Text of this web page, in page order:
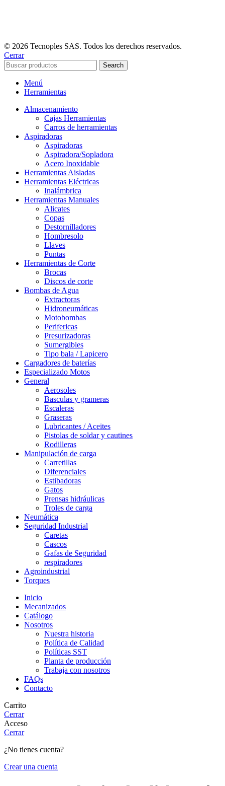
© 2026 Tecnoples SAS. Todos los derechos reservados.
Cerrar
Search
Menú
Herramientas
Almacenamiento
Cajas Herramientas
Carros de herramientas
Aspiradoras
Aspiradoras
Aspiradora/Sopladora
Acero Inoxidable
Herramientas Aisladas
Herramientas Eléctricas
Inalámbrica
Herramientas Manuales
Alicates
Copas
Destornilladores
Hombresolo
Llaves
Puntas
Herramientas de Corte
Brocas
Discos de corte
Bombas de Agua
Extractoras
Hidroneumáticas
Motobombas
Perifericas
Presurizadoras
Sumergibles
Tipo bala / Lapicero
Cargadores de baterías
Especializado Motos
General
Aerosoles
Basculas y grameras
Escaleras
Graseras
Lubricantes / Aceites
Pistolas de soldar y cautines
Rodilleras
Manipulación de carga
Carretillas
Diferenciales
Estibadoras
Gatos
Prensas hidráulicas
Troles de carga
Neumática
Seguridad Industrial
Caretas
Cascos
Gafas de Seguridad
respiradores
Agroindustrial
Torques
Inicio
Mecanizados
Catálogo
Nosotros
Nuestra historia
Política de Calidad
Políticas SST
Planta de producción
Trabaja con nosotros
FAQs
Contacto
Carrito
Cerrar
Acceso
Cerrar
¿No tienes cuenta?
Crear una cuenta